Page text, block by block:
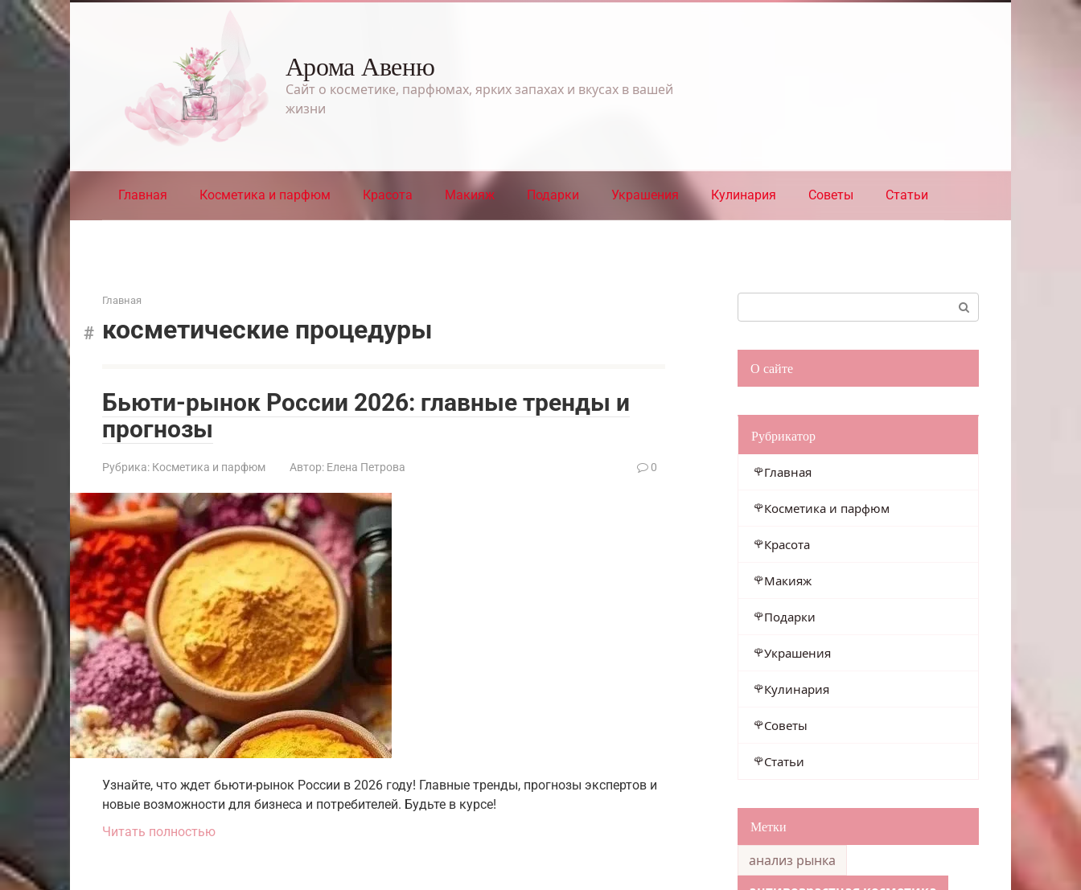
Перейти
к
контенту
Арома Авеню
Сайт о косметике, парфюмах, ярких запахах и вкусах в вашей
жизни
Главная Косметика и парфюм Красота Макияж Подарки Украшения Кулинария Советы Статьи
Главная
косметические процедуры
Бьюти-рынок России 2026: главные тренды и
прогнозы
Рубрика: Косметика и парфюм Автор: Елена Петрова 0
Узнайте, что ждет бьюти-рынок России в 2026 году! Главные тренды, прогнозы экспертов и
новые возможности для бизнеса и потребителей. Будьте в курсе!
Читать полностью
О сайте
Рубрикатор
Главная
Косметика и парфюм
Красота
Макияж
Подарки
Украшения
Кулинария
Советы
Статьи
Метки
анализ рынка